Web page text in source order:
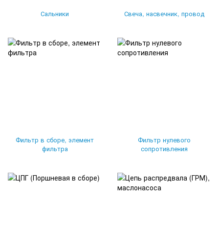
Сальники Свеча, насвечник, провод
Фильтр в сборе, элемент
фильтра
Фильтр нулевого
сопротивления